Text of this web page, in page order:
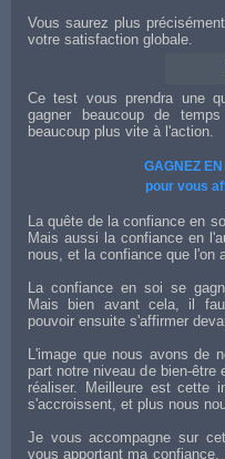
Vous saurez plus
votre satisfaction globale.
Ce test vous prendra une
gagner beaucoup de
beaucoup plus vite à l'action.
GAGNEZ
pour vous
La quête de la confiance en
Mais aussi la confiance en
nous, et la confiance que l'on
La confiance en soi se
Mais bien avant cela, il
pouvoir ensuite s'affirmer
L'image que nous avons de
part notre niveau de bien-
réaliser. Meilleure est cette
s'accroissent, et plus nous
Je vous accompagne sur
vous apportant ma